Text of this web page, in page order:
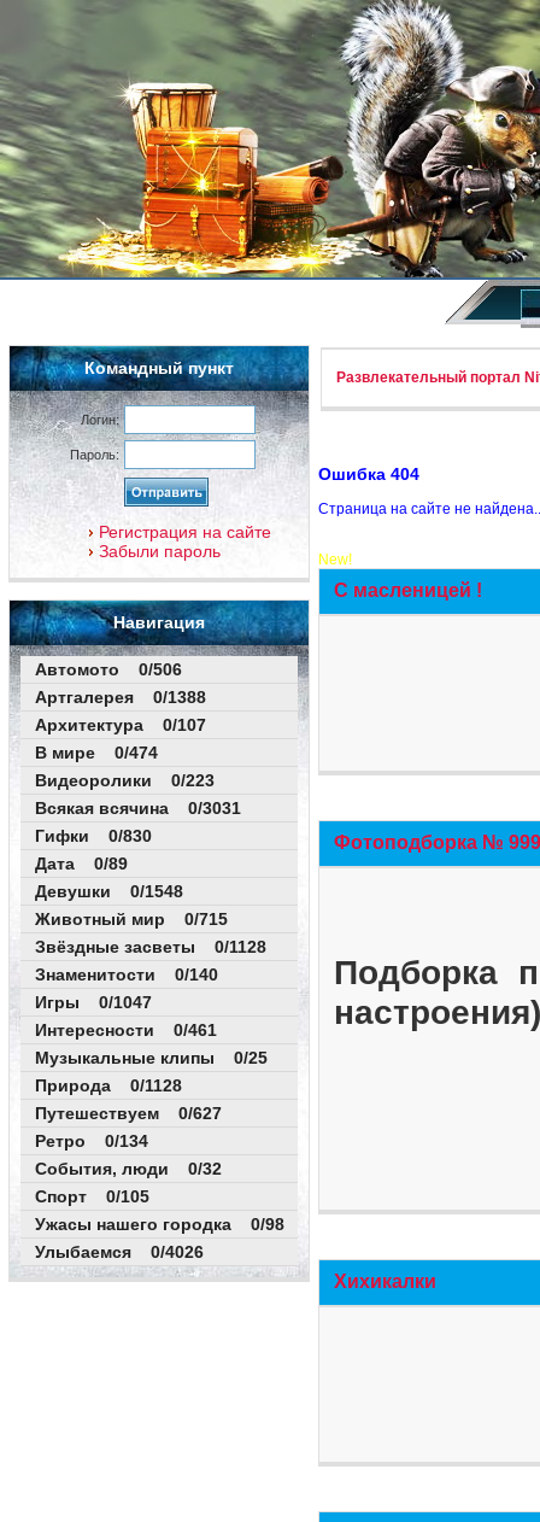
Командный пункт
Логин:
Пароль:
Регистрация на сайте
Забыли пароль
Навигация
Автомото 0/506
Артгалерея 0/1388
Архитектура 0/107
В мире 0/474
Видеоролики 0/223
Всякая всячина 0/3031
Гифки 0/830
Дата 0/89
Девушки 0/1548
Животный мир 0/715
Звёздные засветы 0/1128
Знаменитости 0/140
Игры 0/1047
Интересности 0/461
Музыкальные клипы 0/25
Природа 0/1128
Путешествуем 0/627
Ретро 0/134
События, люди 0/32
Спорт 0/105
Ужасы нашего городка 0/98
Улыбаемся 0/4026
Развлекательный портал
Ошибка 404
Страница на сайте не
New!
С масленицей !
Фотоподборка №
Подборка
Хихикалки